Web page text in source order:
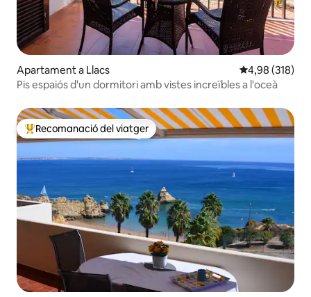
Apartament a Llacs 4,98 de
4,98 (318)
Pis espaiós d'un dormitori amb vistes increïbles a l'oceà
Principals recomanacions dels viatgers
Recomanació del viatger